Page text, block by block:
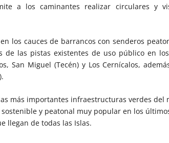
a los caminantes realizar circulares y
los cauces de barrancos con senderos
de las pistas existentes de uso público en
San Miguel (Tecén) y Los Cernícalos,
más importantes infraestructuras verdes del
y peatonal muy popular en los
llegan de todas las Islas.